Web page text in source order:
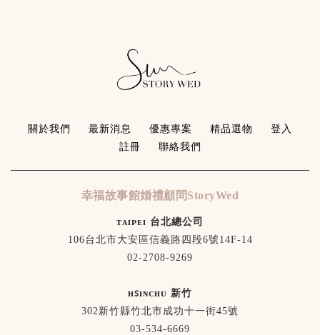
關於我們 最新消息 優惠專案 精品選物
登入
註冊
聯絡我們
幸福故事館婚禮顧問StoryWed
ᴛᴀɪᴘᴇɪ 台北總公司
106台北市大安區信義路四段6號14F-14
02-2708-9269
ʜꜱɪɴᴄʜᴜ 新竹
302新竹縣竹北市成功十一街45號
03-534-6669